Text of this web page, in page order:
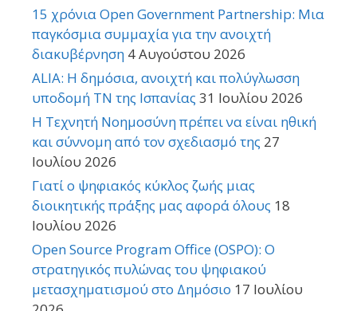
15 χρόνια Open Government Partnership: Μια
παγκόσμια συμμαχία για την ανοιχτή
διακυβέρνηση 4 Αυγούστου 2026
ALIA: Η δημόσια, ανοιχτή και πολύγλωσση
υποδομή ΤΝ της Ισπανίας 31 Ιουλίου 2026
Η Τεχνητή Νοημοσύνη πρέπει να είναι ηθική
και σύννομη από τον σχεδιασμό της 27
Ιουλίου 2026
Γιατί ο ψηφιακός κύκλος ζωής μιας
διοικητικής πράξης μας αφορά όλους 18
Ιουλίου 2026
Open Source Program Office (OSPO): Ο
στρατηγικός πυλώνας του ψηφιακού
μετασχηματισμού στο Δημόσιο 17 Ιουλίου